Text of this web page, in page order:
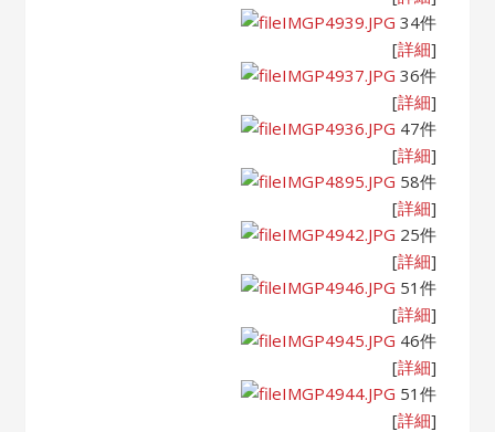
IMGP4939.JPG 34件
[詳細]
IMGP4937.JPG 36件
[詳細]
IMGP4936.JPG 47件
[詳細]
IMGP4895.JPG 58件
[詳細]
IMGP4942.JPG 25件
[詳細]
IMGP4946.JPG 51件
[詳細]
IMGP4945.JPG 46件
[詳細]
IMGP4944.JPG 51件
[詳細]